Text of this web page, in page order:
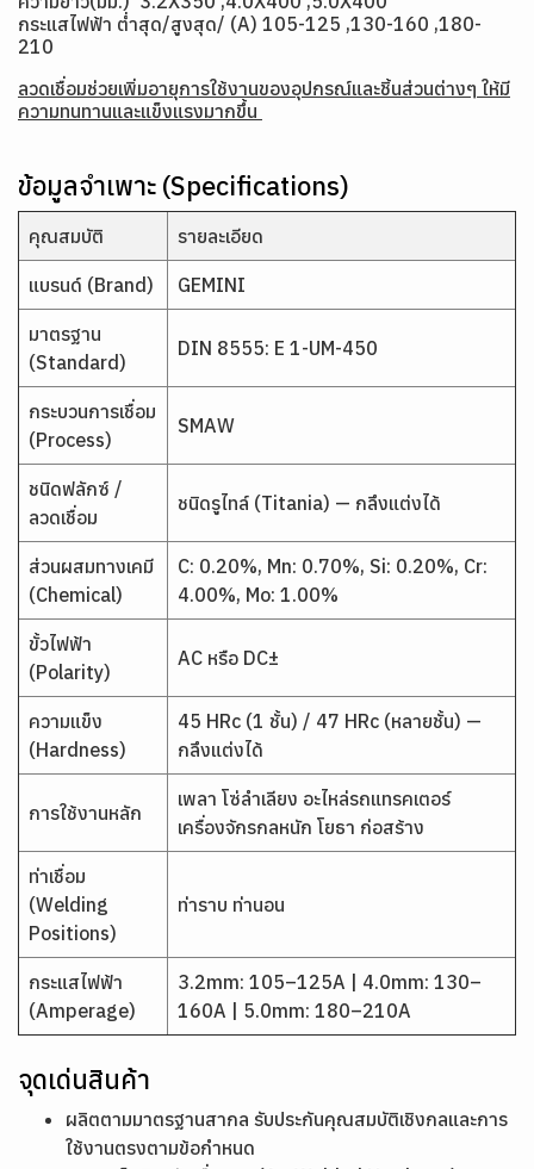
กระแสไฟฟ้า ต่ำสุด/สูงสุด/ (A) 105-125 ,130-160 ,180-
210
ลวดเชื่อมช่วยเพิ่มอายุการใช้งานของอุปกรณ์และชิ้นส่วนต่างๆ ให้มี
ความทนทานและแข็งแรงมากขึ้น
ข้อมูลจำเพาะ (Specifications)
คุณสมบัติ รายละเอียด
แบรนด์ (Brand) GEMINI
มาตรฐาน
(Standard)
DIN 8555: E 1-UM-450
กระบวนการเชื่อม
(Process)
SMAW
ชนิดฟลักซ์ /
ลวดเชื่อม
ชนิดรูไทล์ (Titania) — กลึงแต่งได้
ส่วนผสมทางเคมี
(Chemical)
C: 0.20%, Mn: 0.70%, Si: 0.20%, Cr:
4.00%, Mo: 1.00%
ขั้วไฟฟ้า
(Polarity)
AC หรือ DC±
ความแข็ง
(Hardness)
45 HRc (1 ชั้น) / 47 HRc (หลายชั้น) —
กลึงแต่งได้
การใช้งานหลัก
เพลา โซ่ลำเลียง อะไหล่รถแทรคเตอร์
เครื่องจักรกลหนัก โยธา ก่อสร้าง
ท่าเชื่อม
(Welding
Positions)
ท่าราบ ท่านอน
กระแสไฟฟ้า
(Amperage)
3.2mm: 105–125A | 4.0mm: 130–
160A | 5.0mm: 180–210A
จุดเด่นสินค้า
ผลิตตามมาตรฐานสากล รับประกันคุณสมบัติเชิงกลและการ
ใช้งานตรงตามข้อกำหนด